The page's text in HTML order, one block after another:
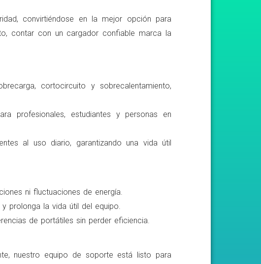
convirtiéndose en la mejor opción para
contar con un cargador confiable marca la
cortocircuito y sobrecalentamiento,
profesionales, estudiantes y personas en
al uso diario, garantizando una vida útil
ni fluctuaciones de energía.
prolonga la vida útil del equipo.
de portátiles sin perder eficiencia.
nuestro equipo de soporte está listo para